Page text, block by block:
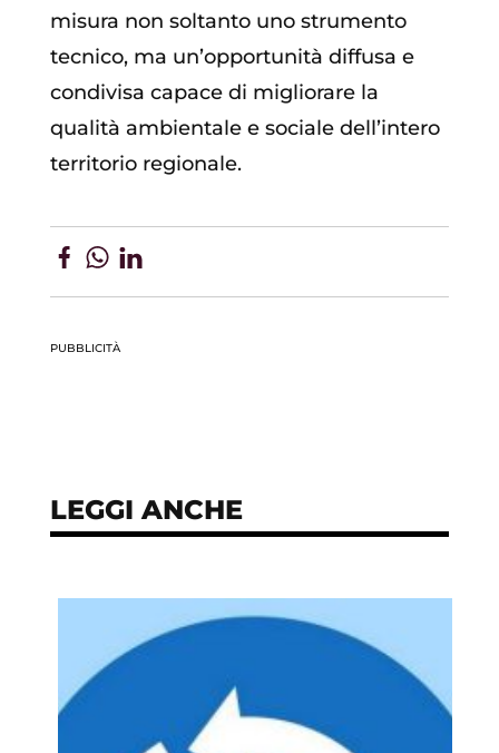
misura non soltanto uno strumento
tecnico, ma un’opportunità diffusa e
condivisa capace di migliorare la
qualità ambientale e sociale dell’intero
territorio regionale.
PUBBLICITÀ
LEGGI ANCHE